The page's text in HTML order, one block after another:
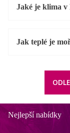
Jaké je klima v
Jak teplé je
Nejlepší nabídky